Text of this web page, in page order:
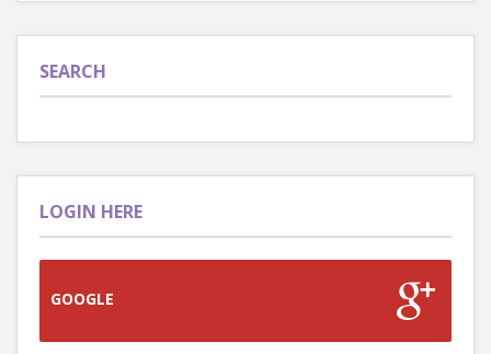
SEARCH
LOGIN HERE
GOOGLE